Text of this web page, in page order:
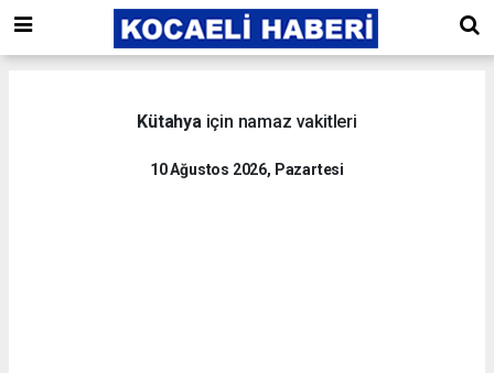
Kütahya için namaz vakitleri
10 Ağustos 2026, Pazartesi